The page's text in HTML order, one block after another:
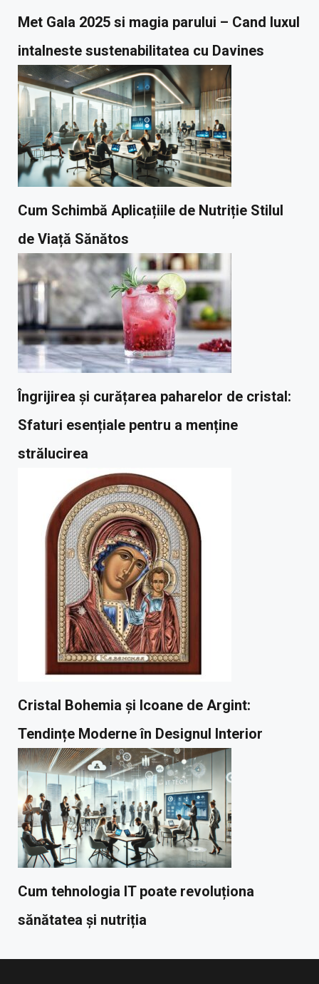
Met Gala 2025 si magia parului – Cand luxul
intalneste sustenabilitatea cu Davines
Cum Schimbă Aplicațiile de Nutriție Stilul
de Viață Sănătos
Îngrijirea și curățarea paharelor de cristal:
Sfaturi esențiale pentru a menține
strălucirea
Cristal Bohemia și Icoane de Argint:
Tendințe Moderne în Designul Interior
Cum tehnologia IT poate revoluționa
sănătatea și nutriția